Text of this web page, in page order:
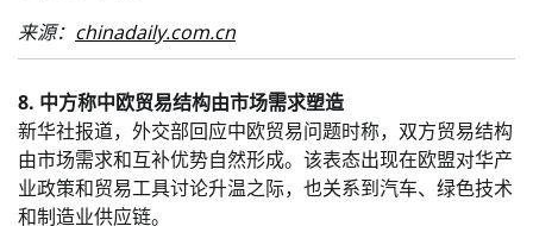
来源： chinadaily.com.cn
8. 中方称中欧贸易结构由市场需求塑造
新华社报道，外交部回应中欧贸易问题时称，双方贸易结构
由市场需求和互补优势自然形成。该表态出现在欧盟对华产
业政策和贸易工具讨论升温之际，也关系到汽车、绿色技术
和制造业供应链。